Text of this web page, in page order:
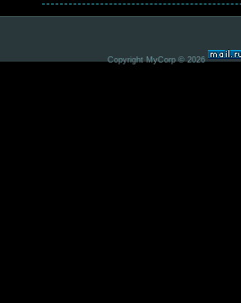
Copyright MyCorp © 2026